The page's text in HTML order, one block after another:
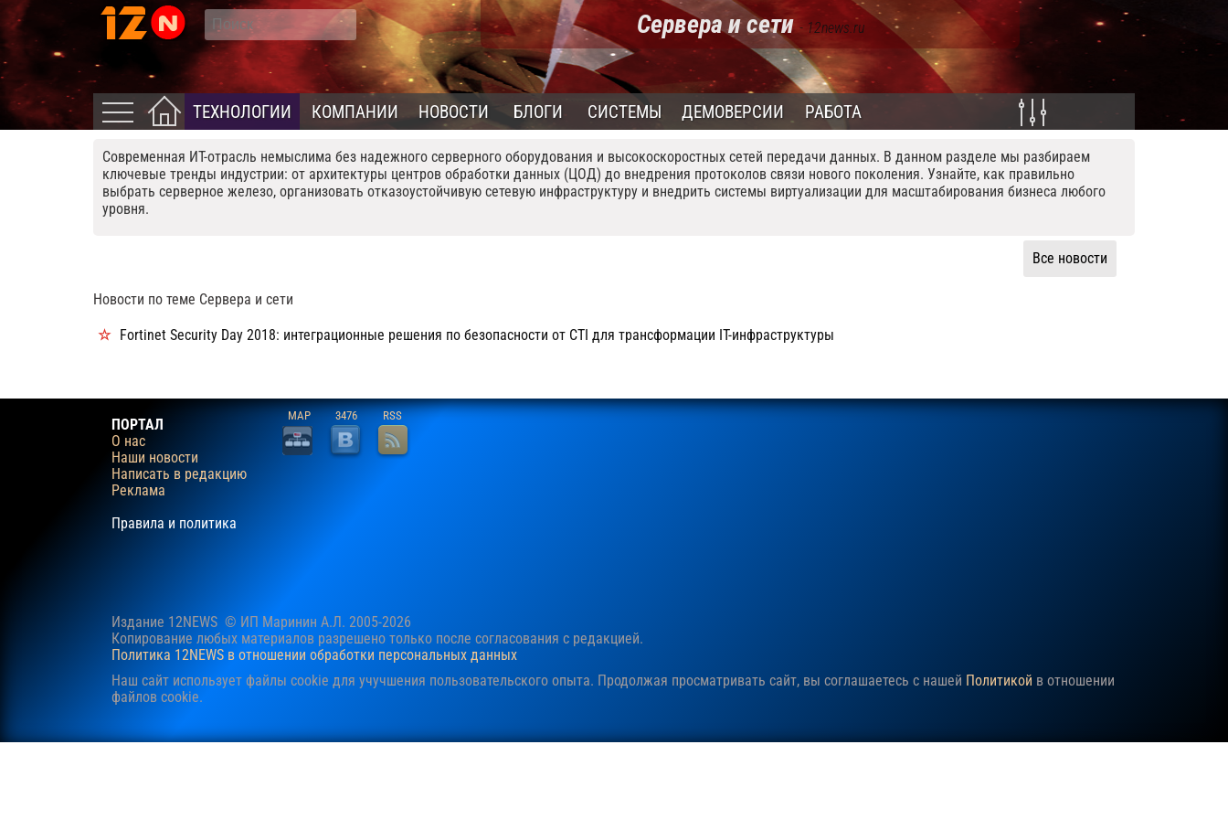
Сервера и сети - 12news.ru
ТЕХНОЛОГИИ КОМПАНИИ НОВОСТИ БЛОГИ СИСТЕМЫ ДЕМОВЕРСИИ РАБОТА
Современная ИТ-отрасль немыслима без надежного серверного оборудования и высокоскоростных сетей передачи данных. В данном разделе мы разбираем
ключевые тренды индустрии: от архитектуры центров обработки данных (ЦОД) до внедрения протоколов связи нового поколения. Узнайте, как правильно
выбрать серверное железо, организовать отказоустойчивую сетевую инфраструктуру и внедрить системы виртуализации для масштабирования бизнеса любого
уровня.
Все новости
Новости по теме Сервера и сети
Fortinet Security Day 2018: интеграционные решения по безопасности от CTI для трансформации IT-инфраструктуры
ПОРТАЛ
О нас
Наши новости
Написать в редакцию
Реклама
Правила и политика
MAP 3476 RSS
Издание 12NEWS © ИП Маринин А.Л. 2005-2026
Копирование любых материалов разрешено только после согласования c редакцией.
Политика 12NEWS в отношении обработки персональных данных
Наш сайт использует файлы cookie для учучшения пользовательского опыта. Продолжая просматривать сайт, вы соглашаетесь с нашей Политикой в отношении
файлов cookie.